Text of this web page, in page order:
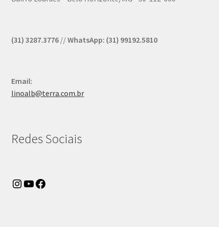
(31) 3287.3776//WhatsApp: (31) 99192.5810
Email:
linoalb@terra.com.br
Redes Sociais